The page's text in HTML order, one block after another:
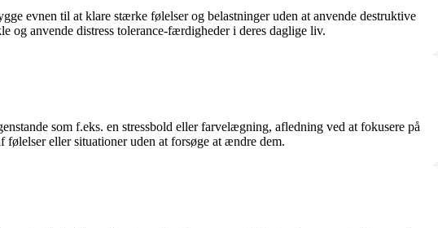
evnen til at klare stærke følelser og belastninger uden at anvende destruktive
anvende distress tolerance-færdigheder i deres daglige liv.
som f.eks. en stressbold eller farvelægning, afledning ved at fokusere på
følelser eller situationer uden at forsøge at ændre dem.